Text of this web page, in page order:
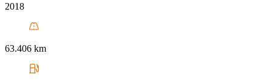
2018
63.406 km